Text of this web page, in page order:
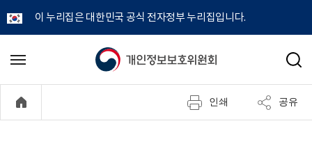
이 누리집은 대한민국 공식 전자정부 누리집입니다.
개
정
메
기
검
인쇄 공유